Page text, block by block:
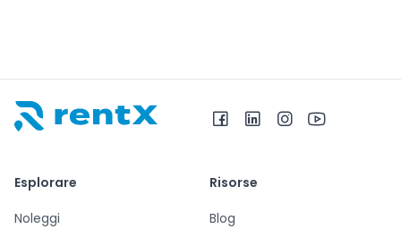
Esplorare
Noleggi
Risorse
Blog